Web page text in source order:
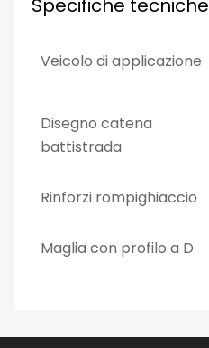
Veicolo di applicazione
Disegno catena
battistrada
Rinforzi rompighiaccio
Maglia con profilo a D